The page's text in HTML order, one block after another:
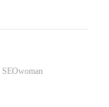
SEOwoman